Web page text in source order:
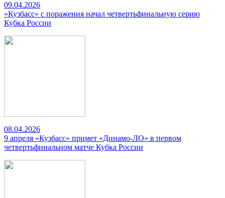
09.04.2026
«Кузбасс» с поражения начал четвертьфинальную серию
Кубка России
08.04.2026
9 апреля «Кузбасс» примет «Динамо-ЛО» в первом
четвертьфинальном матче Кубка России